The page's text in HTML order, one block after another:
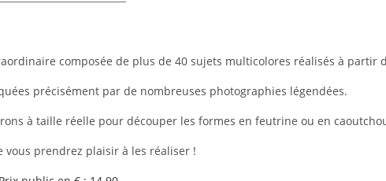
composée de plus de 40 sujets multicolores réalisés à partir
précisément par de nombreuses photographies légendées.
à taille réelle pour découper les formes en feutrine ou en
vous prendrez plaisir à les réaliser !